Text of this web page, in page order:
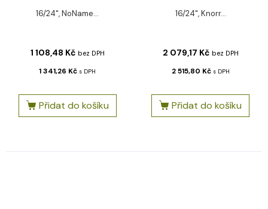
16/24", NoName...
1 108,48 Kč bez DPH
1 341,26 Kč s DPH
Přidat do košíku
16/24", Knorr...
2 079,17 Kč bez DPH
2 515,80 Kč s DPH
Přidat do košíku